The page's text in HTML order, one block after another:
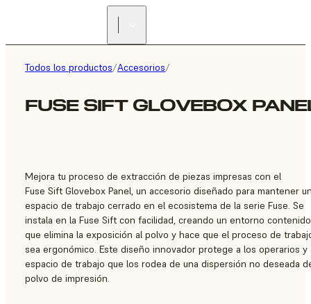
Todos los productos/Accesorios/
FUSE SIFT GLOVEBOX
Mejora tu proceso de extracción de piezas impresas con el
Fuse Sift Glovebox Panel, un accesorio diseñado para mantener
espacio de trabajo cerrado en el ecosistema de la serie Fuse. Se
instala en la Fuse Sift con facilidad, creando un entorno contenido
que elimina la exposición al polvo y hace que el proceso de
sea ergonómico. Este diseño innovador protege a los operarios y
espacio de trabajo que los rodea de una dispersión no deseada
polvo de impresión.